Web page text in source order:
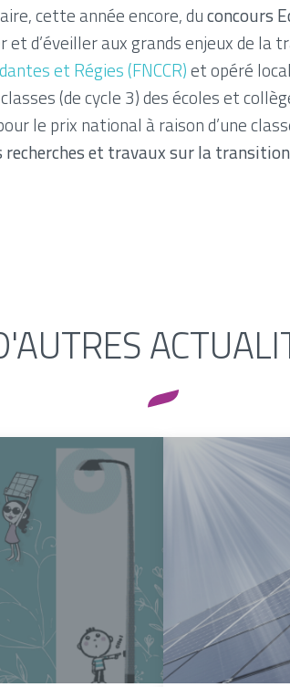
cette année encore, duconcours
et d’éveiller aux grands enjeux de
et Régies (FNCCR)et opéré
(de cycle 3) des écoles et
le prix national à raison d’une
et travaux sur la